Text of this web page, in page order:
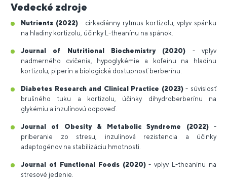
Vedecké zdroje
Nutrients (2022)- cirkadiánny rytmus kortizolu, vplyv spánku
na hladiny kortizolu, účinky L-theanínu na spánok.
Journal of Nutritional Biochemistry (2020) - vplyv
nadmerného cvičenia, hypoglykémie a kofeínu na hladinu
kortizolu; piperín a biologická dostupnosť berberínu.
Diabetes Research and Clinical Practice (2023)- súvislosť
brušného tuku a kortizolu, účinky dihydroberberínu na
glykémiu a inzulínovú odpoveď.
Journal of Obesity & Metabolic Syndrome (2022)-
priberanie zo stresu, inzulínová rezistencia a účinky
adaptogénov na stabilizáciu hmotnosti.
Journal of Functional Foods (2020)- vplyv L-theanínu na
stresové jedenie.